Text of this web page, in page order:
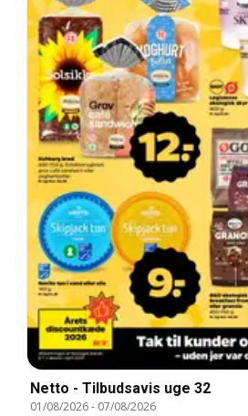
Netto - Tilbudsavis uge 32
01/08/2026- 07/08/2026